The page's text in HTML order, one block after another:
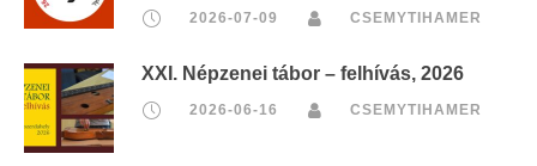
2026-07-09 CSEMYTIHAMER
XXI. Népzenei tábor – felhívás, 2026
2026-06-16 CSEMYTIHAMER